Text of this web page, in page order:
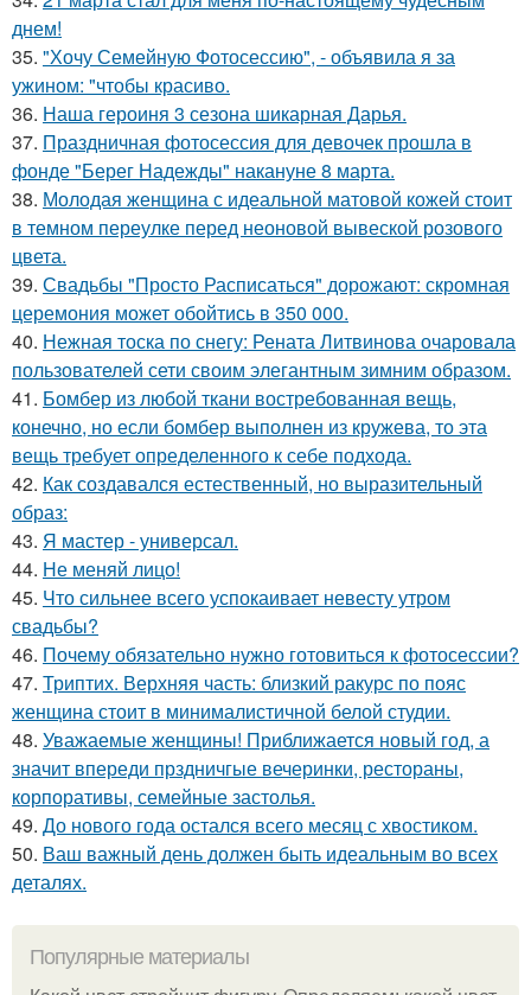
днем!
35. "Хочу Семейную Фотосессию", - объявила я за
ужином: "чтобы красиво.
36. Наша героиня 3 сезона шикарная Дарья.
37. Праздничная фотосессия для девочек прошла в
фонде "Берег Надежды" накануне 8 марта.
38. Молодая женщина с идеальной матовой кожей стоит
в темном переулке перед неоновой вывеской розового
цвета.
39. Свадьбы "Просто Расписаться" дорожают: скромная
церемония может обойтись в 350 000.
40. Нежная тоска по снегу: Рената Литвинова очаровала
пользователей сети своим элегантным зимним образом.
41. Бомбер из любой ткани востребованная вещь,
конечно, но если бомбер выполнен из кружева, то эта
вещь требует определенного к себе подхода.
42. Как создавался естественный, но выразительный
образ:
43. Я мастер - универсал.
44. Не меняй лицо!
45. Что сильнее всего успокаивает невесту утром
свадьбы?
46. Почему обязательно нужно готовиться к фотосессии?
47. Триптих. Верхняя часть: близкий ракурс по пояс
женщина стоит в минималистичной белой студии.
48. Уважаемые женщины! Приближается новый год, а
значит впереди прздничгые вечеринки, рестораны,
корпоративы, семейные застолья.
49. До нового года остался всего месяц с хвостиком.
50. Ваш важный день должен быть идеальным во всех
деталях.
Популярные материалы